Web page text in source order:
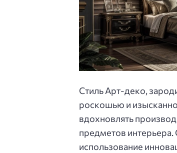
Стиль Арт-деко,
роскошью и
вдохновлять
предметов
использование